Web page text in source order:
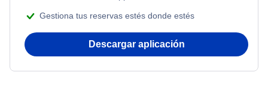
Flights from Nueva York to Mumbai
Flights from Shanghai to Nueva York
Gestiona tus reservas estés donde estés
Descargar aplicación